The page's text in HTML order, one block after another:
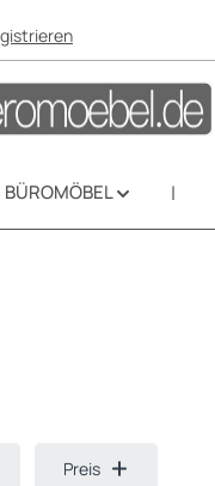
springen
BÜROMÖBEL
Preis